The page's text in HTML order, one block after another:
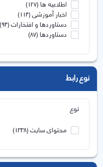
اطلاعیه ها(127)
اخبار آموزشی(114)
دستاوردها و افتخارات(94)
دستاوردها(87)
نوع رابط
نوع
محتوای سایت(1338)